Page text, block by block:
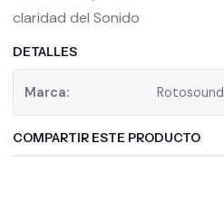
claridad del Sonido
DETALLES
Marca: Rotosound
COMPARTIR ESTE PRODUCTO